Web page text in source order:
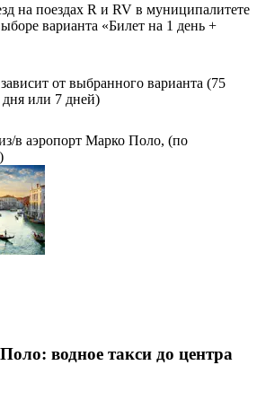
на поездах R и RV в муниципалитете
варианта «Билет на 1 день +
от выбранного варианта (75
или 7 дней)
в аэропорт Марко Поло, (по
водное такси до центра